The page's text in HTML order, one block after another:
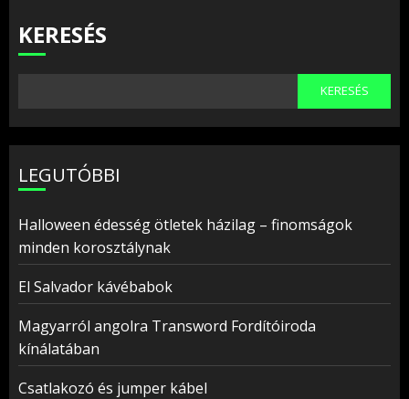
KERESÉS
KERESÉS
LEGUTÓBBI
Halloween édesség ötletek házilag – finomságok
minden korosztálynak
El Salvador kávébabok
Magyarról angolra Transword Fordítóiroda
kínálatában
Csatlakozó és jumper kábel